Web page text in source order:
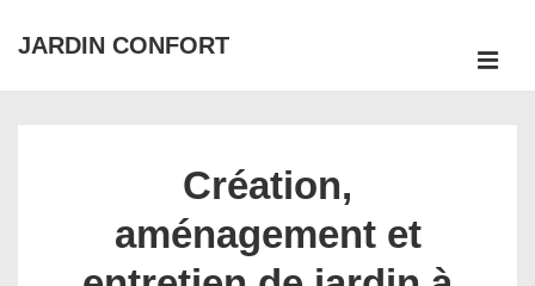
passer
JARDIN CONFORT
Création,
aménagement et